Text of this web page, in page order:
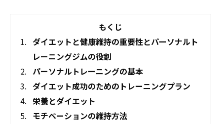
もくじ
ダイエットと健康維持の重要性とパーソナルト
レーニングジムの役割
パーソナルトレーニングの基本
ダイエット成功のためのトレーニングプラン
栄養とダイエット
モチベーションの維持方法